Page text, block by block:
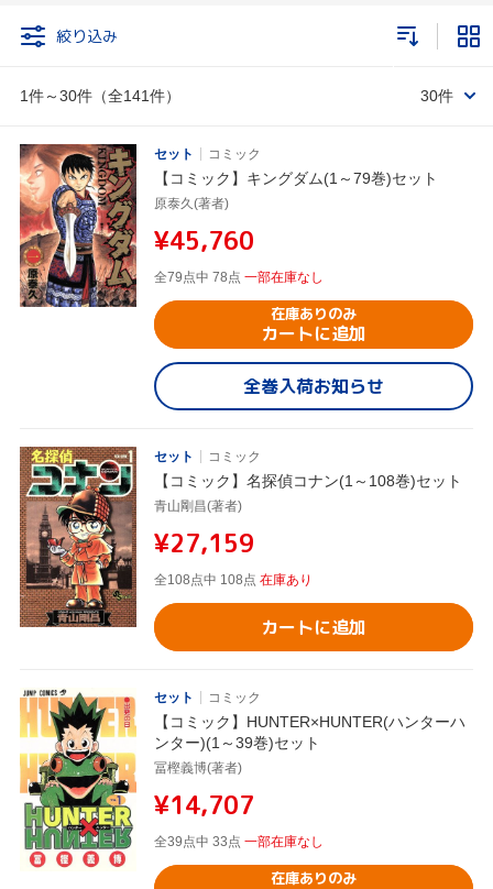
絞り込み
1件～30件（全141件） 30件
セット コミック
【コミック】キングダム(1～79巻)セット
原泰久(著者)
¥45,760
全79点中 78点 一部在庫なし
在庫ありのみ
カートに追加
全巻入荷お知らせ
セット コミック
【コミック】名探偵コナン(1～108巻)セット
青山剛昌(著者)
¥27,159
全108点中 108点 在庫あり
カートに追加
セット コミック
【コミック】HUNTER×HUNTER(ハンターハ
ンター)(1～39巻)セット
冨樫義博(著者)
¥14,707
全39点中 33点 一部在庫なし
在庫ありのみ